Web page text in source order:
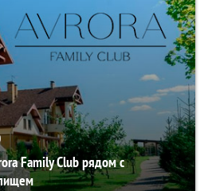
Family Club рядом с